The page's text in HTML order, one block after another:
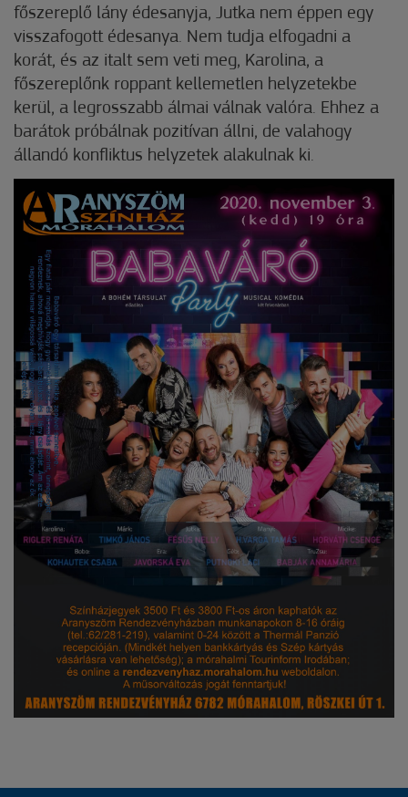
főszereplő lány édesanyja, Jutka nem éppen egy
visszafogott édesanya. Nem tudja elfogadni a
korát, és az italt sem veti meg, Karolina, a
főszereplőnk roppant kellemetlen helyzetekbe
kerül, a legrosszabb álmai válnak valóra. Ehhez a
barátok próbálnak pozitívan állni, de valahogy
állandó konfliktus helyzetek alakulnak ki.